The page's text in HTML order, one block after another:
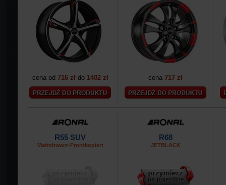
cena od 716 złdo 1402 zł cena 717 zł
R55 SUV
Mattshwarz-Frontkopiert
R68
JETBLACK